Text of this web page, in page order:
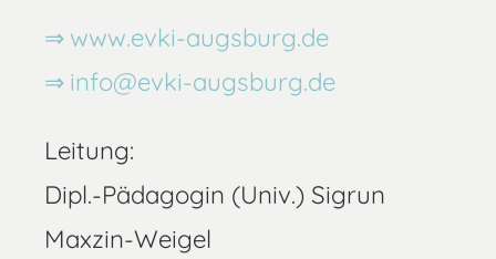
www.evki-augsburg.de
info@evki-augsburg.de
Leitung:
Dipl.-Pädagogin (Univ.) Sigrun
Maxzin-Weigel